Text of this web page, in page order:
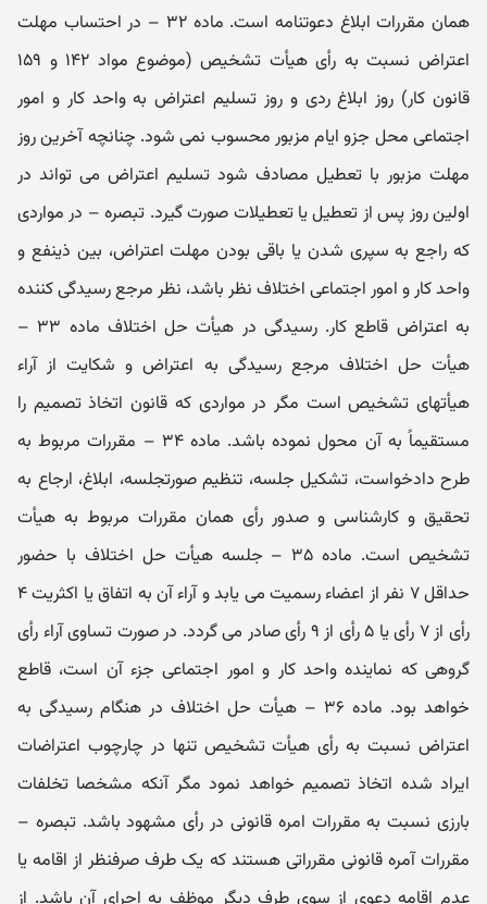
همان مقررات ابلاغ دعوتنامه است. ماده ۳۲ – در احتساب مهلت
اعتراض نسبت به رأی هیأت تشخیص (موضوع مواد ۱۴۲ و ۱۵۹
قانون کار) روز ابلاغ ردی و روز تسلیم اعتراض به واحد کار و امور
اجتماعی محل جزو ایام مزبور محسوب نمی‌ شود. چنانچه آخرین روز
مهلت مزبور با تعطیل مصادف شود تسلیم اعتراض می‌ تواند در
اولین روز پس از تعطیل یا تعطیلات صورت گیرد. تبصره – در مواردی
که راجع به سپری شدن یا باقی بودن مهلت اعتراض، بین ذینفع و
واحد کار و امور اجتماعی اختلاف‌ نظر باشد، نظر مرجع رسیدگی‌ کننده
به اعتراض قاطع کار. رسیدگی در هیأت حل اختلاف ماده ۳۳ –
هیأت حل اختلاف مرجع رسیدگی به اعتراض و شکایت از آراء
هیأتهای تشخیص است مگر در مواردی که قانون اتخاذ تصمیم را
مستقیماً به آن محول نموده باشد. ماده ۳۴ – مقررات مربوط به
طرح دادخواست، تشکیل جلسه، تنظیم صورتجلسه، ابلاغ، ارجاع به
تحقیق و کارشناسی و صدور رأی همان مقررات مربوط به هیأت
تشخیص است. ماده ۳۵ – جلسه هیأت حل اختلاف با حضور
حداقل ۷ نفر از اعضاء رسمیت می‌ یابد و آراء آن به اتفاق یا اکثریت ۴
رأی از ۷ رأی یا ۵ رأی از ۹ رأی صادر می‌ گردد. در صورت تساوی آراء رأی
گروهی که نماینده واحد کار و امور اجتماعی جزء آن است، قاطع
خواهد بود. ماده ۳۶ – هیأت حل اختلاف در هنگام رسیدگی به
اعتراض نسبت به رأی هیأت تشخیص تنها در چارچوب اعتراضات
ایراد شده اتخاذ تصمیم خواهد نمود مگر آنکه مشخصا تخلفات
بارزی نسبت به مقررات امره قانونی در رأی مشهود باشد. تبصره –
مقررات آمره قانونی مقرراتی هستند که یک طرف صرفنظر از اقامه یا